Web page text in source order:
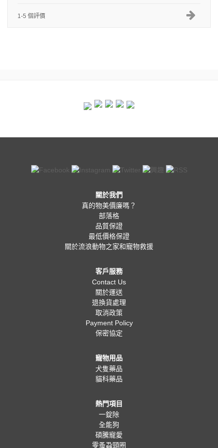
1-5 個評價
關於我們
真的物美價廉嗎？
部落格
品質保證
最低價格保證
關於流浪動物之家和寵物救援
客戶服務
Contact Us
關於運送
退換貨處理
取消政策
Payment Policy
保密協定
寵物用品
犬隻藥品
貓科藥品
熱門項目
一錠除
全能狗
碩騰寵愛
零蚤蝨頸圈